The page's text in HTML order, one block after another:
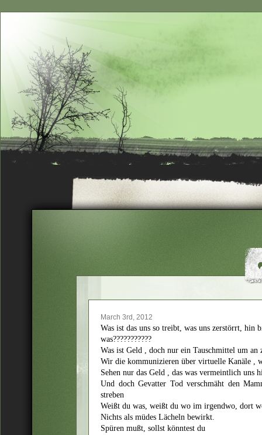
March 3rd, 2012
Was ist das uns so treibt, was uns zerstörrt, hin
was???????????
Was ist Geld , doch nur ein Tauschmittel um an
Wir die kommunizieren über virtuelle Kanäle ,
Sehen nur das Geld , das was vermeintlich uns
Und doch Gevatter Tod verschmäht den
streben
Weißt du was, weißt du wo im irgendwo, dort
Nichts als müdes Lächeln bewirkt.
Spüren mußt, sollst könntest du